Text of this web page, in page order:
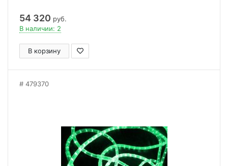
54 320 руб.
В наличии: 2
В корзину
479370